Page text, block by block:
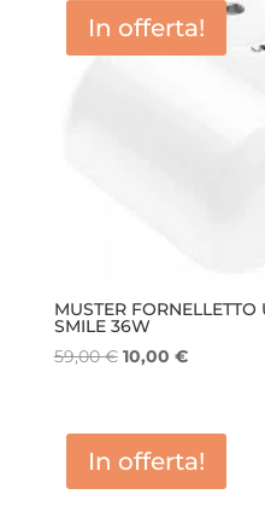
In offerta!
MUSTER
SMILE 36W
59,00€ Il
era:
59,00 €.
10,00 €Il
è:
10,00 €.
In offerta!